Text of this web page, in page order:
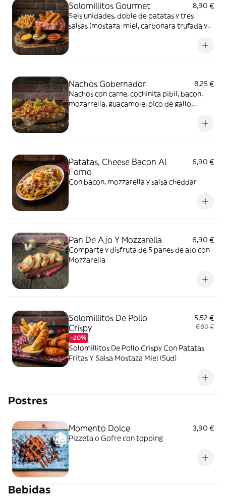
Solomillitos Gourmet
8,90 €
Seis unidades, doble de patatas y tres
salsas (mostaza-miel, carbonara trufada y
Nachos Gobernador
8,25 €
Nachos con carne, cochinita pibil, bacon,
mozarrella, guacamole, pico de gallo,
Patatas, Cheese Bacon Al
Forno
6,90 €
Con bacon, mozzarella y salsa cheddar
Pan De Ajo Y Mozzarella
6,90 €
Comparte y disfruta de 5 panes de ajo con
Mozzarella.
Solomillitos De Pollo
Crispy
-20%
5,52 €
6,90 €
Solomillitos De Pollo Crispy Con Patatas
Fritas Y Salsa Mostaza Miel (5ud)
Postres
Momento Dolce
3,90 €
Pizzeta o Gofre con topping
Bebidas